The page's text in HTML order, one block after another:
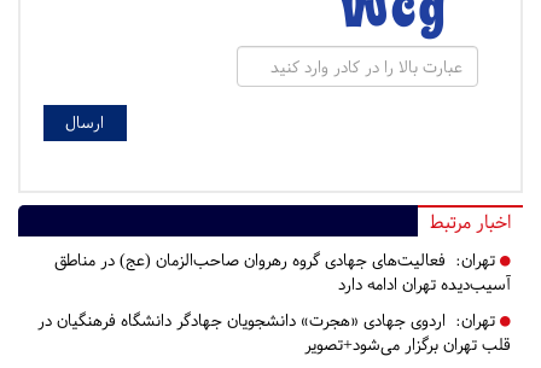
اخبار مرتبط
تهران: فعالیت‌های جهادی گروه رهروان صاحب‌الزمان (عج) در مناطق
آسیب‌دیده تهران ادامه دارد
تهران: اردوی جهادی «هجرت» دانشجویان جهادگر دانشگاه فرهنگیان در
قلب تهران برگزار می‌شود+تصویر